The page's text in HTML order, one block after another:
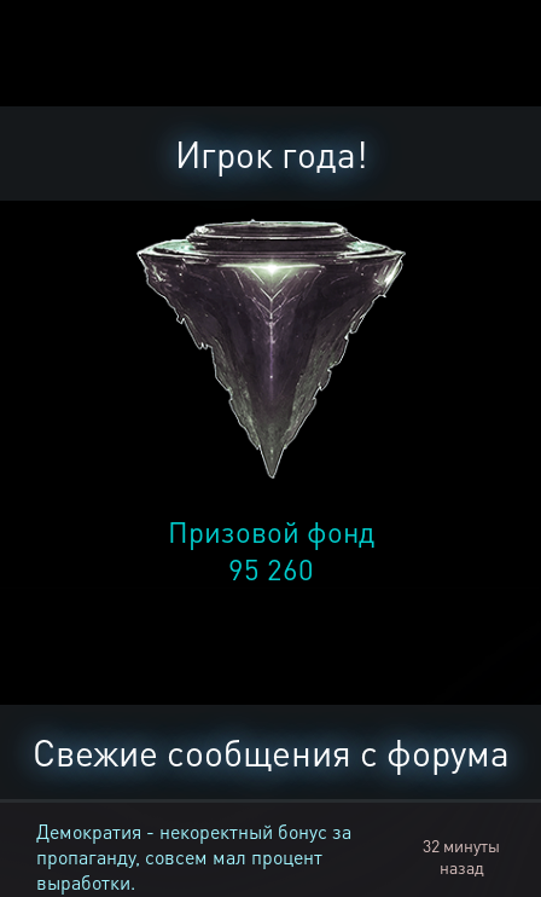
Игрок года!
Призовой фонд
95 260
Свежие сообщения с форума
Демократия - некоректный бонус за
пропаганду, совсем мал процент
выработки.
32 минуты
назад